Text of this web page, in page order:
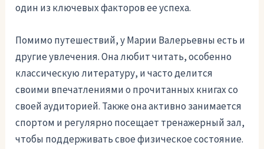
один из ключевых факторов ее успеха.
Помимо путешествий, у Марии Валерьевны есть и
другие увлечения. Она любит читать, особенно
классическую литературу, и часто делится
своими впечатлениями о прочитанных книгах со
своей аудиторией. Также она активно занимается
спортом и регулярно посещает тренажерный зал,
чтобы поддерживать свое физическое состояние.